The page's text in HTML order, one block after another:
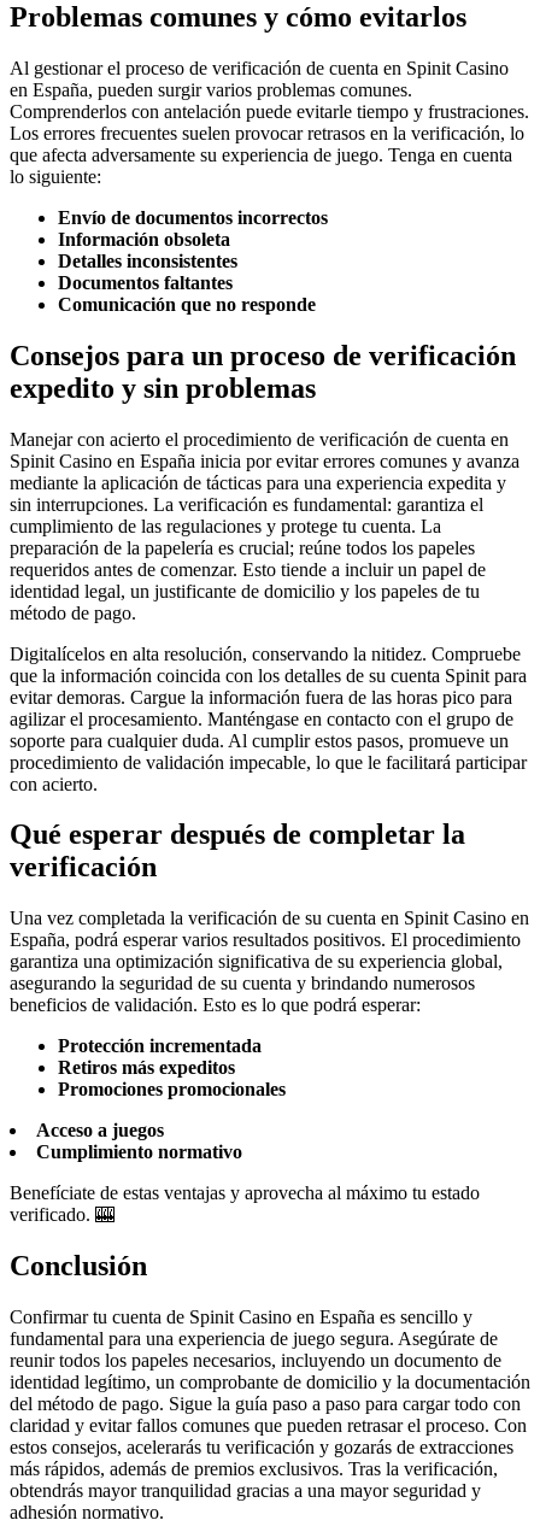
Problemas comunes y cómo evitarlos
Al gestionar el proceso de verificación de cuenta en Spinit Casino
en España, pueden surgir varios problemas comunes.
Comprenderlos con antelación puede evitarle tiempo y frustraciones.
Los errores frecuentes suelen provocar retrasos en la verificación, lo
que afecta adversamente su experiencia de juego. Tenga en cuenta
lo siguiente:
Envío de documentos incorrectos
Información obsoleta
Detalles inconsistentes
Documentos faltantes
Comunicación que no responde
Consejos para un proceso de verificación
expedito y sin problemas
Manejar con acierto el procedimiento de verificación de cuenta en
Spinit Casino en España inicia por evitar errores comunes y avanza
mediante la aplicación de tácticas para una experiencia expedita y
sin interrupciones. La verificación es fundamental: garantiza el
cumplimiento de las regulaciones y protege tu cuenta. La
preparación de la papelería es crucial; reúne todos los papeles
requeridos antes de comenzar. Esto tiende a incluir un papel de
identidad legal, un justificante de domicilio y los papeles de tu
método de pago.
Digitalícelos en alta resolución, conservando la nitidez. Compruebe
que la información coincida con los detalles de su cuenta Spinit para
evitar demoras. Cargue la información fuera de las horas pico para
agilizar el procesamiento. Manténgase en contacto con el grupo de
soporte para cualquier duda. Al cumplir estos pasos, promueve un
procedimiento de validación impecable, lo que le facilitará participar
con acierto.
Qué esperar después de completar la
verificación
Una vez completada la verificación de su cuenta en Spinit Casino en
España, podrá esperar varios resultados positivos. El procedimiento
garantiza una optimización significativa de su experiencia global,
asegurando la seguridad de su cuenta y brindando numerosos
beneficios de validación. Esto es lo que podrá esperar:
Protección incrementada
Retiros más expeditos
Promociones promocionales
Acceso a juegos
Cumplimiento normativo
Benefíciate de estas ventajas y aprovecha al máximo tu estado
verificado. 🎰
Conclusión
Confirmar tu cuenta de Spinit Casino en España es sencillo y
fundamental para una experiencia de juego segura. Asegúrate de
reunir todos los papeles necesarios, incluyendo un documento de
identidad legítimo, un comprobante de domicilio y la documentación
del método de pago. Sigue la guía paso a paso para cargar todo con
claridad y evitar fallos comunes que pueden retrasar el proceso. Con
estos consejos, acelerarás tu verificación y gozarás de extracciones
más rápidos, además de premios exclusivos. Tras la verificación,
obtendrás mayor tranquilidad gracias a una mayor seguridad y
adhesión normativo.